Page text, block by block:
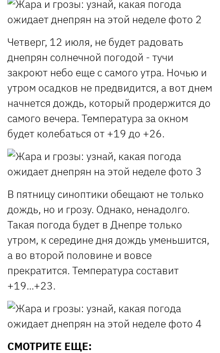
Четверг, 12 июля, не будет радовать
днепрян солнечной погодой - тучи
закроют небо еще с самого утра. Ночью и
утром осадков не предвидится, а вот днем
начнется дождь, который продержится до
самого вечера. Температура за окном
будет колебаться от +19 до +26.
В пятницу синоптики обещают не только
дождь, но и грозу. Однако, ненадолго.
Такая погода будет в Днепре только
утром, к середине дня дождь уменьшится,
а во второй половине и вовсе
прекратится. Температура составит
+19...+23.
СМОТРИТЕ ЕЩЕ: